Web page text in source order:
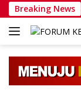
Langsung
ke
konten
Breaking News
Dansatlat